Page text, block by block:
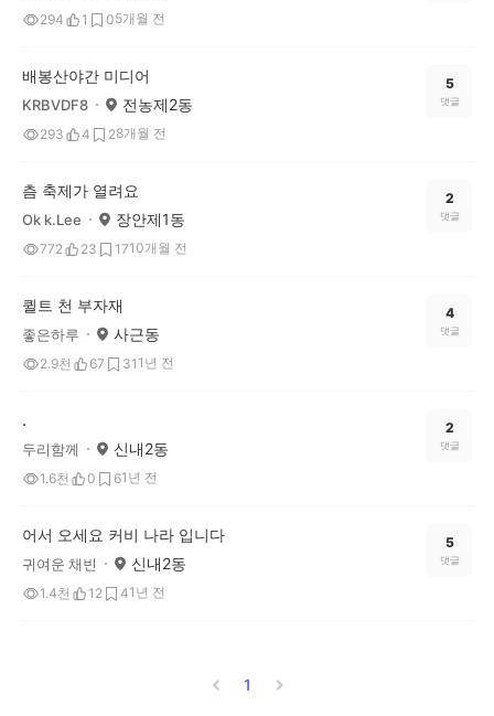
294 1 05개월 전
배봉산야간 미디어
KRBVDF8 전농제2동
293 4 28개월 전
5
댓글
츰 축제가 열려요
Ok k.Lee 장안제1동
772 23 1710개월 전
2
댓글
퀼트 천 부자재
좋은하루 사근동
2.9천 67 31 1년 전
4
댓글
.
두리함께 신내2동
1.6천 0 61년 전
2
댓글
어서 오세요 커비 나라 입니다
귀여운 채빈 신내2동
1.4천 12 41년 전
5
댓글
1